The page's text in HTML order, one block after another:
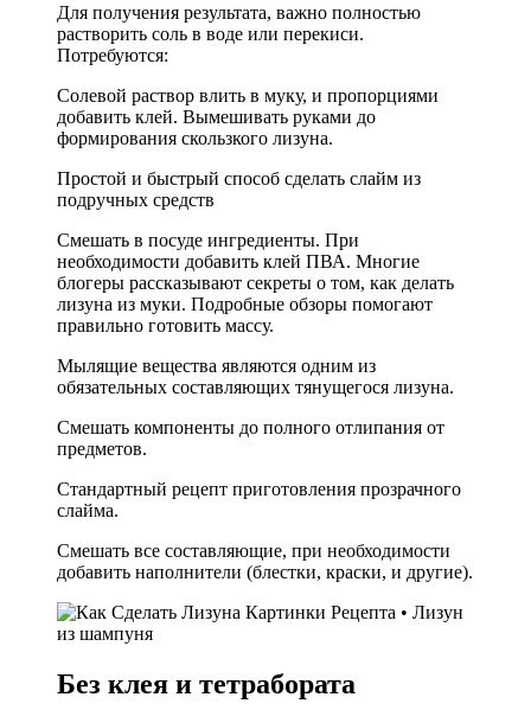
Для получения результата, важно полностью
растворить соль в воде или перекиси.
Потребуются:
Солевой раствор влить в муку, и пропорциями
добавить клей. Вымешивать руками до
формирования скользкого лизуна.
Простой и быстрый способ сделать слайм из
подручных средств
Смешать в посуде ингредиенты. При
необходимости добавить клей ПВА. Многие
блогеры рассказывают секреты о том, как делать
лизуна из муки. Подробные обзоры помогают
правильно готовить массу.
Мылящие вещества являются одним из
обязательных составляющих тянущегося лизуна.
Смешать компоненты до полного отлипания от
предметов.
Стандартный рецепт приготовления прозрачного
слайма.
Смешать все составляющие, при необходимости
добавить наполнители (блестки, краски, и другие).
Без клея и тетрабората